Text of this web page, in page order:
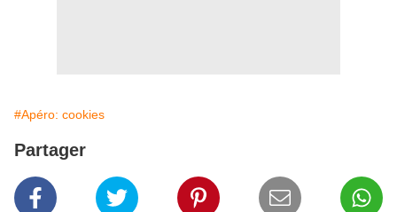
#Apéro: cookies
Partager